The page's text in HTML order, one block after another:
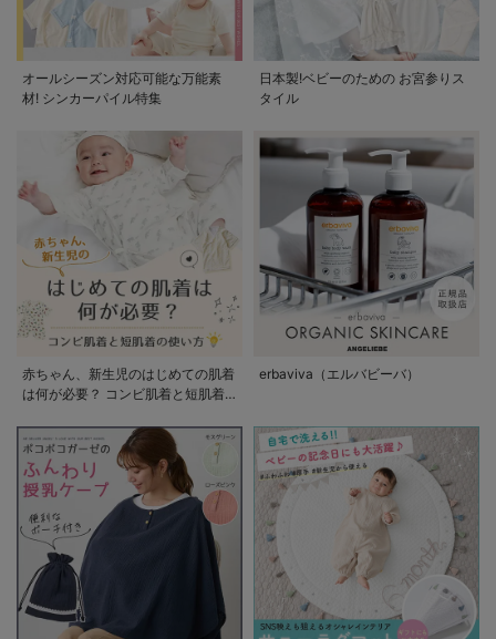
オールシーズン対応可能な万能素
材! シンカーパイル特集
日本製!ベビーのための お宮参りス
タイル
赤ちゃん、新生児のはじめての肌着
は何が必要？ コンビ肌着と短肌着
erbaviva（エルバビーバ）